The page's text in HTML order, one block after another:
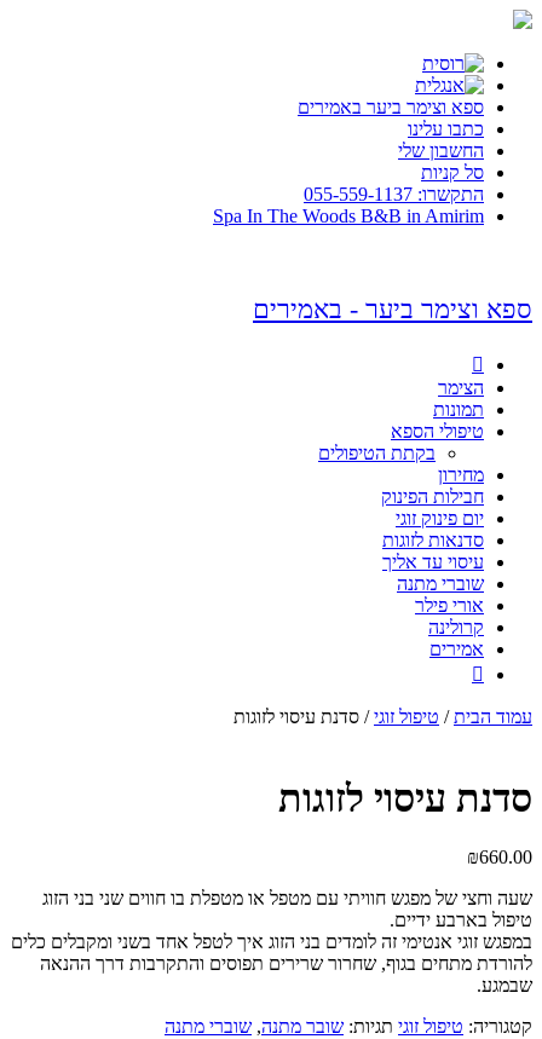
ספא וצימר ביער באמירים
כתבו עלינו
החשבון שלי
סל קניות
התקשרו: 055-559-1137
Spa In The Woods B&B in Amirim
ספא וצימר ביער - באמירים

הצימר
תמונות
טיפולי הספא
בקתת הטיפולים
מחירון
חבילות הפינוק
יום פינוק זוגי
סדנאות לזוגות
עיסוי עד אליך
שוברי מתנה
אורי פילר
קרולינה
אמירים

עמוד הבית/ טיפול זוגי/ סדנת עיסוי לזוגות
סדנת עיסוי לזוגות
₪660.00
שעה וחצי של מפגש חוויתי עם מטפל או מטפלת בו חווים שני בני הזוג
טיפול בארבע ידיים.
במפגש זוגי אנטימי זה לומדים בני הזוג איך לטפל אחד בשני ומקבלים כלים
להורדת מתחים בגוף, שחרור שרירים תפוסים והתקרבות דרך ההנאה
שבמגע.
קטגוריה: טיפול זוגי תגיות: שובר מתנה, שוברי מתנה